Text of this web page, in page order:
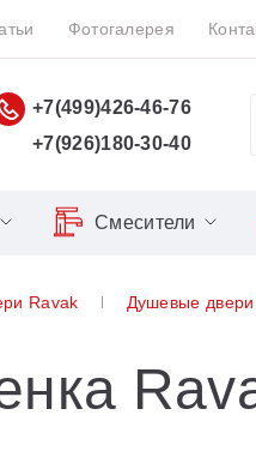
Фотогалерея
+7(499)426-46-76
+7(926)180-30-40
Душевые двери
Душевые уголки
Domino
Formy
Смесители
Серия Flat
Серия LIFE
Сиденья для
Cool
Nexty
Ravak Душевые